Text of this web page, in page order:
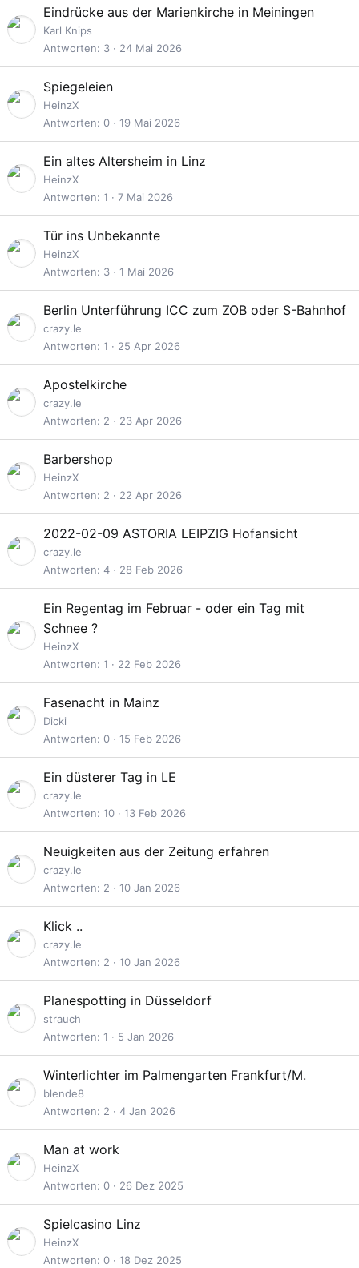
Eindrücke aus der Marienkirche in Meiningen
Karl Knips
Antworten
3 24 Mai 2026
Spiegeleien
HeinzX
Antworten 0 19 Mai 2026
Ein altes Altersheim in Linz
HeinzX
Antworten 1 7 Mai 2026
Tür ins Unbekannte
HeinzX
Antworten
3 1 Mai 2026
Berlin Unterführung ICC zum ZOB oder S-Bahnhof
crazy.le
Antworten 1 25 Apr 2026
Apostelkirche
crazy.le
Antworten
2 23 Apr 2026
Barbershop
HeinzX
Antworten
2 22 Apr 2026
2022-02-09 ASTORIA LEIPZIG Hofansicht
crazy.le
Antworten 4 28 Feb 2026
Ein Regentag im Februar - oder ein Tag mit
Schnee ?
HeinzX
Antworten 1 22 Feb 2026
Fasenacht in Mainz
Dicki
Antworten 0 15 Feb 2026
Ein düsterer Tag in LE
crazy.le
Antworten 10 13 Feb 2026
Neuigkeiten aus der Zeitung erfahren
crazy.le
Antworten
2 10 Jan 2026
Klick ..
crazy.le
Antworten
2 10 Jan 2026
Planespotting in Düsseldorf
strauch
Antworten 1 5 Jan 2026
Winterlichter im Palmengarten Frankfurt/M.
blende8
Antworten
2 4 Jan 2026
Man at work
HeinzX
Antworten 0 26 Dez 2025
Spielcasino Linz
HeinzX
Antworten 0 18 Dez 2025